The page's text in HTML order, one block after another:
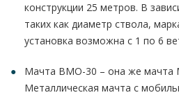
конструкции 25 метров. В
таких как диаметр ствола,
установка возможна с 1 по 6
Мачта ВМО-30 – она же
Металлическая мачта с